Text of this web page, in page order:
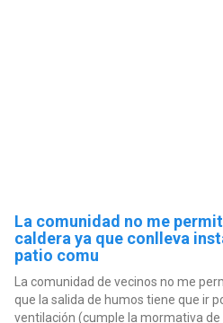
La comunidad no me
caldera ya que conlleva
patio comu
La comunidad de vecinos no me
que la salida de humos tiene que ir
ventilación (cumple la mormativa de